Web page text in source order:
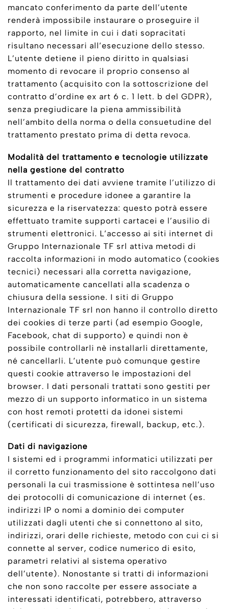
mancato conferimento da parte dell’utente
renderà impossibile instaurare o proseguire il
rapporto, nel limite in cui i dati sopracitati
risultano necessari all’esecuzione dello stesso.
L’utente detiene il pieno diritto in qualsiasi
momento di revocare il proprio consenso al
trattamento (acquisito con la sottoscrizione del
contratto d’ordine ex art 6 c. 1 lett. b del GDPR),
senza pregiudicare la piena ammissibilità
nell’ambito della norma o della consuetudine del
trattamento prestato prima di detta revoca.
Modalità del trattamento e tecnologie utilizzate
nella gestione del contratto
Il trattamento dei dati avviene tramite l’utilizzo di
strumenti e procedure idonee a garantire la
sicurezza e la riservatezza: questo potrà essere
effettuato tramite supporti cartacei e l’ausilio di
strumenti elettronici. L’accesso ai siti internet di
Gruppo Internazionale TF srl attiva metodi di
raccolta informazioni in modo automatico (cookies
tecnici) necessari alla corretta navigazione,
automaticamente cancellati alla scadenza o
chiusura della sessione. I siti di Gruppo
Internazionale TF srl non hanno il controllo diretto
dei cookies di terze parti (ad esempio Google,
Facebook, chat di supporto) e quindi non è
possibile controllarli nè installarli direttamente,
né cancellarli. L’utente può comunque gestire
questi cookie attraverso le impostazioni del
browser. I dati personali trattati sono gestiti per
mezzo di un supporto informatico in un sistema
con host remoti protetti da idonei sistemi
(certificati di sicurezza, firewall, backup, etc.).
Dati di navigazione
I sistemi ed i programmi informatici utilizzati per
il corretto funzionamento del sito raccolgono dati
personali la cui trasmissione è sottintesa nell’uso
dei protocolli di comunicazione di internet (es.
indirizzi IP o nomi a dominio dei computer
utilizzati dagli utenti che si connettono al sito,
indirizzi, orari delle richieste, metodo con cui ci si
connette al server, codice numerico di esito,
parametri relativi al sistema operativo
dell’utente). Nonostante si tratti di informazioni
che non sono raccolte per essere associate a
interessati identificati, potrebbero, attraverso